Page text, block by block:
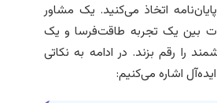
اتخاذ می‌کنید. یک مشاور
بین یک تجربه طاقت‌فرسا و یک
را رقم بزند. در ادامه به نکاتی
اشاره می‌کنیم: